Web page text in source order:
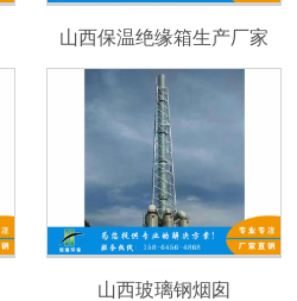
山西保温绝缘箱生产厂家
山西玻璃钢烟囱